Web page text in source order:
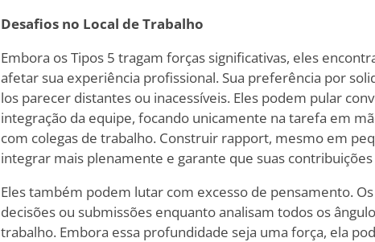
Desafios no Local de Trabalho
Embora os Tipos 5 tragam forças significativas, eles
afetar sua experiência profissional. Sua preferência por
los parecer distantes ou inacessíveis. Eles podem pular
integração da equipe, focando unicamente na tarefa em
com colegas de trabalho. Construir rapport, mesmo em
integrar mais plenamente e garante que suas
Eles também podem lutar com excesso de pensamento.
decisões ou submissões enquanto analisam todos os
trabalho. Embora essa profundidade seja uma força, ela